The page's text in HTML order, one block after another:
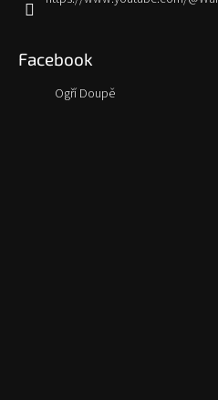
Facebook
Ogří Doupě